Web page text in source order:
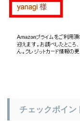
チェックポイ